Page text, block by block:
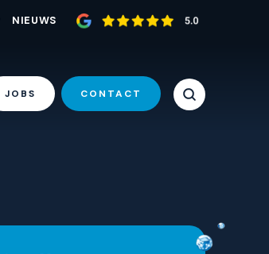
NIEUWS
JOBS CONTACT